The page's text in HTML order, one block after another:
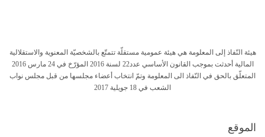
هيئة النّفاذ إلى المعلومة هي هيئة عمومية مستقلّة تتمتّع بالشخصيّة المعنوية والاستقلالية
المالية أحدثت بموجب القانون الأساسي عدد22 لسنة 2016 المؤرّخ في 24 مارس 2016
المتعلّق بالحق في النّفاذ الى المعلومة وتمّ انتخاب أعضاء مجلسها من قبل مجلس نواب
الشعب في 18 جويلية 2017
الموقع